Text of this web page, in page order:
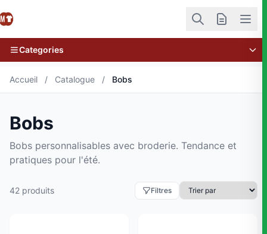
Categories
Accueil / Catalogue / Bobs
Bobs
Bobs personnalisables avec broderie. Tendance et
pratiques pour l'été.
42 produits Filtres